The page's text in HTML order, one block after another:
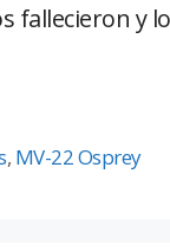
fallecieron y
, MV-22 Osprey